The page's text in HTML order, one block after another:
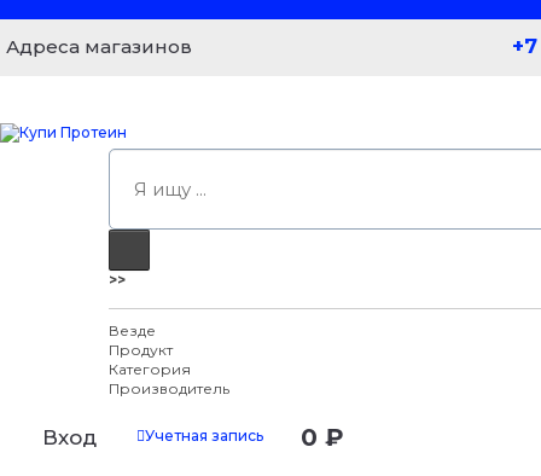
Адреса магазинов
>>
Везде
Продукт
Категория
Производитель
Вход Учетная запись 0 ₽